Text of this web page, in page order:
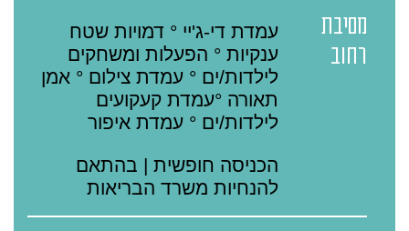
מסיבת
רחוב
עמדת די-ג'יי ° דמויות שטח
ענקיות ° הפעלות ומשחקים
לילדות/ים ° עמדת צילום ° אמן
תאורה °עמדת קעקועים
לילדות/ים ° עמדת איפור
הכניסה חופשית | בהתאם
להנחיות משרד הבריאות